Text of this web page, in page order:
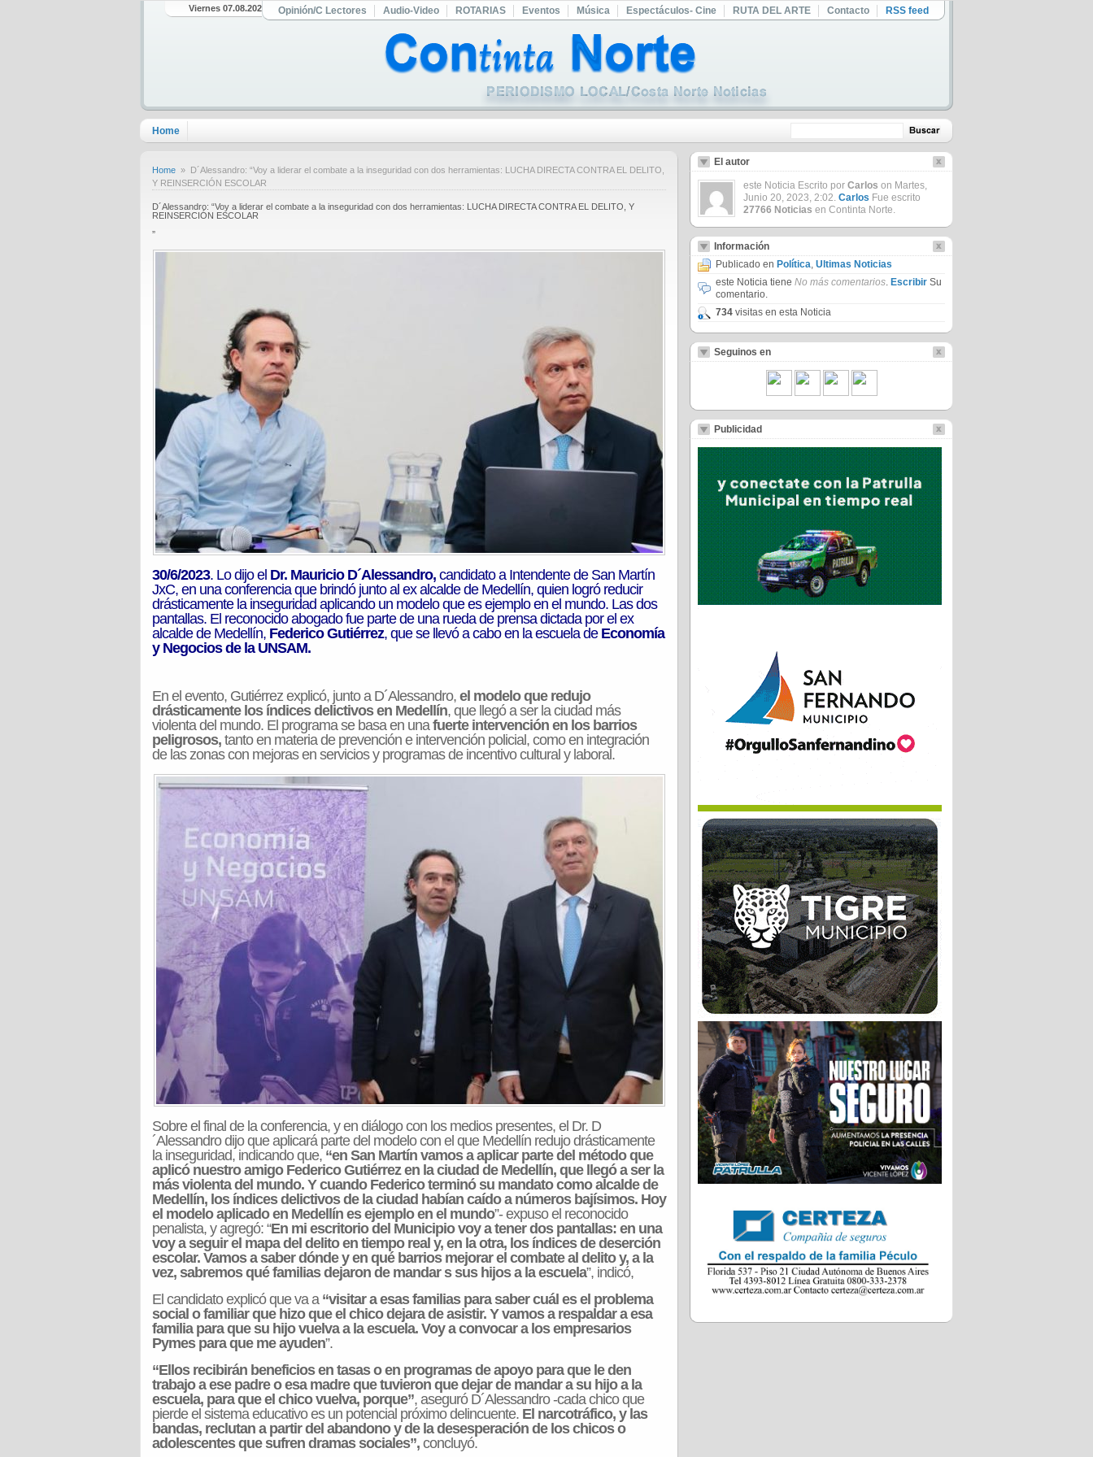
Viernes 07.08.2026 Opinión/C Lectores Audio-Video ROTARIAS Eventos Música Espectáculos- Cine RUTA DEL ARTE Contacto RSS feed
Home
Home » D´Alessandro: “Voy a liderar el combate a la inseguridad con dos herramientas: LUCHA DIRECTA CONTRA EL DELITO,
Y REINSERCIÓN ESCOLAR
D´Alessandro: “Voy a liderar el combate a la inseguridad con dos herramientas: LUCHA DIRECTA CONTRA EL DELITO, Y
REINSERCIÓN ESCOLAR
”
30/6/2023. Lo dijo el Dr. Mauricio D´Alessandro, candidato a Intendente de San Martín
JxC, en una conferencia que brindó junto al ex alcalde de Medellín, quien logró reducir
drásticamente la inseguridad aplicando un modelo que es ejemplo en el mundo. Las dos
pantallas. El reconocido abogado fue parte de una rueda de prensa dictada por el ex
alcalde de Medellín, Federico Gutiérrez, que se llevó a cabo en la escuela de Economía
y Negocios de la UNSAM.
En el evento, Gutiérrez explicó, junto a D´Alessandro, el modelo que redujo
drásticamente los índices delictivos en Medellín, que llegó a ser la ciudad más
violenta del mundo. El programa se basa en unafuerte intervención en los barrios
peligrosos, tanto en materia de prevención e intervención policial, como en integración
de las zonas con mejoras en servicios y programas de incentivo cultural y laboral.
Sobre el final de la conferencia, y en diálogo con los medios presentes, el Dr. D
´Alessandro dijo que aplicará parte del modelo con el que Medellín redujo drásticamente
la inseguridad, indicando que, “en San Martín vamos a aplicar parte del método que
aplicó nuestro amigo Federico Gutiérrez en la ciudad de Medellín, que llegó a ser la
más violenta del mundo. Y cuando Federico terminó su mandato como alcalde de
Medellín, los índices delictivos de la ciudad habían caído a números bajísimos. Hoy
el modelo aplicado en Medellín es ejemplo en el mundo”- expuso el reconocido
penalista, y agregó: “En mi escritorio del Municipio voy a tener dos pantallas: en una
voy a seguir el mapa del delito en tiempo real y, en la otra, los índices de deserción
escolar. Vamos a saber dónde y en qué barrios mejorar el combate al delito y, a la
vez, sabremos qué familias dejaron de mandar s sus hijos a la escuela”, indicó,
El candidato explicó que va a “visitar a esas familias para saber cuál es el problema
social o familiar que hizo que el chico dejara de asistir. Y vamos a respaldar a esa
familia para que su hijo vuelva a la escuela. Voy a convocar a los empresarios
Pymes para que me ayuden”.
“Ellos recibirán beneficios en tasas o en programas de apoyo para que le den
trabajo a ese padre o esa madre que tuvieron que dejar de mandar a su hijo a la
escuela, para que el chico vuelva, porque”, aseguró D´Alessandro -cada chico que
pierde el sistema educativo es un potencial próximo delincuente. El narcotráfico, y las
bandas, reclutan a partir del abandono y de la desesperación de los chicos o
adolescentes que sufren dramas sociales”, concluyó.
El autor
este Noticia Escrito por Carlos on Martes,
Junio 20, 2023, 2:02. Carlos Fue escrito
27766 Noticias en Continta Norte.
Información
Publicado en Política, Ultimas Noticias
este Noticia tiene No más comentarios. Escribir Su
comentario.
734 visitas en esta Noticia
Seguinos en
Publicidad